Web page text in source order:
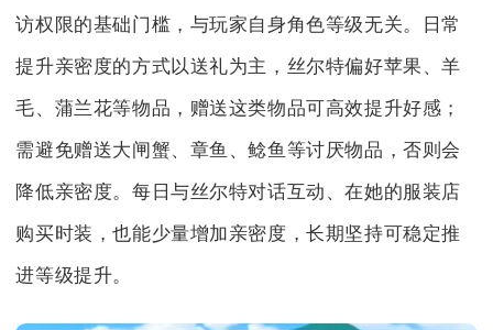
访权限的基础门槛，与玩家自身角色等级无关。日常
提升亲密度的方式以送礼为主，丝尔特偏好苹果、羊
毛、蒲兰花等物品，赠送这类物品可高效提升好感；
需避免赠送大闸蟹、章鱼、鲶鱼等讨厌物品，否则会
降低亲密度。每日与丝尔特对话互动、在她的服装店
购买时装，也能少量增加亲密度，长期坚持可稳定推
进等级提升。